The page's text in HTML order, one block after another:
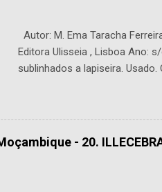
Autor: M. Ema Taracha
Editora Ulisseia , Lisboa Ano:
sublinhados a lapiseira. Usado.
- 20.